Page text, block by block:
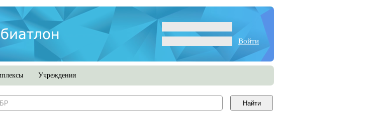
Войти
Учреждения